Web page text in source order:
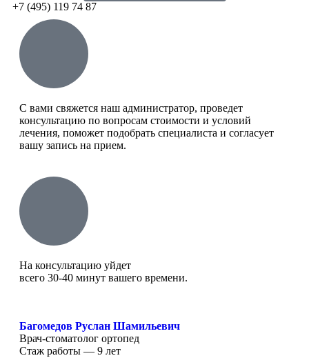
+7 (495) 119 74 87
C вами свяжется наш администратор, проведет
консультацию по вопросам стоимости и условий
лечения, поможет подобрать специалиста и согласует
вашу запись на прием.
На консультацию уйдет
всего 30-40 минут вашего времени.
Багомедов Руслан Шамильевич
Врач-стоматолог ортопед
Стаж работы — 9 лет